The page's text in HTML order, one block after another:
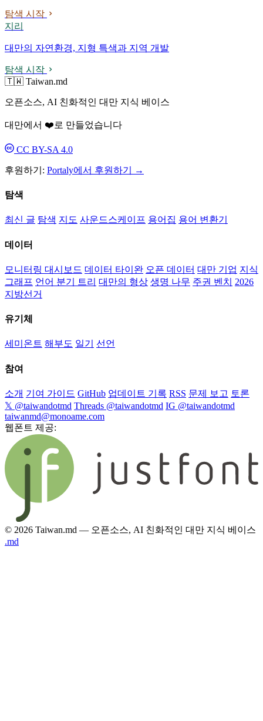
탐색 시작
지리
대만의 자연환경, 지형 특색과 지역 개발
탐색 시작
🇹🇼 Taiwan.md
오픈소스, AI 친화적인 대만 지식 베이스
대만에서 ❤️로 만들었습니다
CC BY-SA 4.0
후원하기: Portaly에서 후원하기 →
탐색
최신 글 탐색 지도 사운드스케이프 용어집 용어 변환기
데이터
모니터링 대시보드 데이터 타이완 오픈 데이터 대만 기업 지식
그래프 언어 분기 트리 대만의 형상 생명 나무 주권 벤치
2026
지방선거
유기체
세미온트 해부도 일기 선언
참여
소개 기여 가이드 GitHub 업데이트 기록 RSS 문제 보고 토론
𝕏 @taiwandotmd Threads @taiwandotmd IG @taiwandotmd
taiwanmd@monoame.com
웹폰트 제공:
© 2026 Taiwan.md — 오픈소스, AI 친화적인 대만 지식 베이스
.md